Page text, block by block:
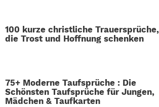
100 kurze christliche Trauersprüche,
die Trost und Hoffnung schenken
75+ Moderne Taufsprüche : Die
Schönsten Taufsprüche für Jungen,
Mädchen & Taufkarten